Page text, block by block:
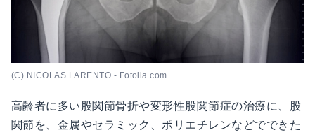
(C) NICOLAS LARENTO - Fotolia.com
高齢者に多い股関節骨折や変形性股関節症の治療に、股
関節を、金属やセラミック、ポリエチレンなどでできた